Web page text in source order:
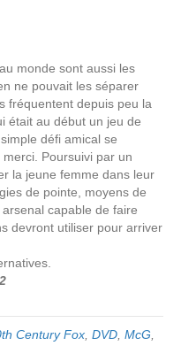
monde sont aussi les
ne pouvait les séparer
fréquentent depuis peu la
était au début un jeu de
défi amical se
Poursuivi par un
la jeune femme dans leur
de pointe, moyens de
capable de faire
devront utiliser pour arriver
Century Fox DVD McG